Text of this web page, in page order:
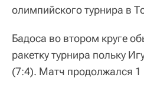
олимпийского турнира в
Бадоса во втором круге
ракетку турнира польку
(7:4). Матч продолжался 1